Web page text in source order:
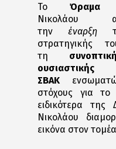
Το Όραμα
Νικολάου
την έναρξη
στρατηγικής
τη
ΣΒΑΚ
στόχους για
ειδικότερα της
Νικολάου
εικόνα στον